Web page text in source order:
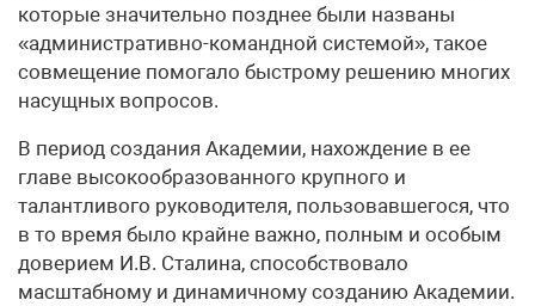
которые значительно позднее были названы
«административно-командной системой», такое
совмещение помогало быстрому решению многих
насущных вопросов.
В период создания Академии, нахожде­ние в ее
главе высокообразованного крупного и
талантливого руководителя, пользовавшегося, что
в то время было крайне важно, полным и особым
доверием И.В. Сталина, способствовало
масштабному и динамичному созданию Академии.